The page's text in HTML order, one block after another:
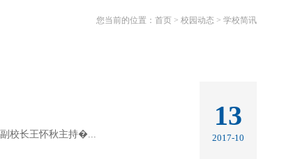
您当前的位置： 首页 > 校园动态 > 学校简讯
校长王怀秋主持�...
13
2017-10